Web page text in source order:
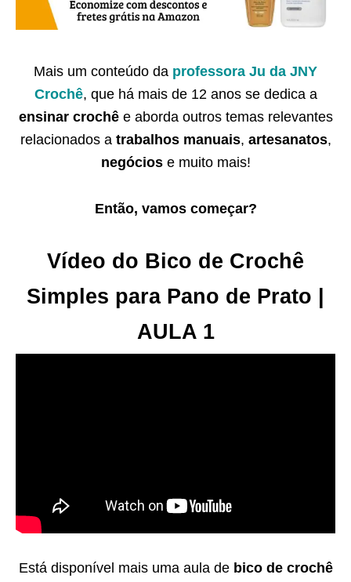
Mais um conteúdo da professora Ju da JNY
Crochê, que há mais de 12 anos se dedica a
ensinar crochêe aborda outros temas relevantes
relacionados a trabalhos manuais, artesanatos,
negóciose muito mais!
Então, vamos começar?
Vídeo do Bico de Crochê
Simples para Pano de Prato |
AULA 1
Está disponível mais uma aula debico de crochê